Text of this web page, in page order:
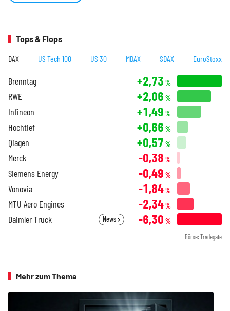
Tops & Flops
DAX US Tech 100 US 30 MDAX SDAX EuroStoxx
Brenntag +2,73 %
RWE +2,06 %
Infineon +1,49 %
Hochtief +0,66 %
Qiagen +0,57 %
Merck -0,38 %
Siemens Energy -0,49 %
Vonovia -1,84%
MTU Aero Engines -2,34%
Daimler Truck News -6,30 %
Börse: Tradegate
Mehr zum Thema